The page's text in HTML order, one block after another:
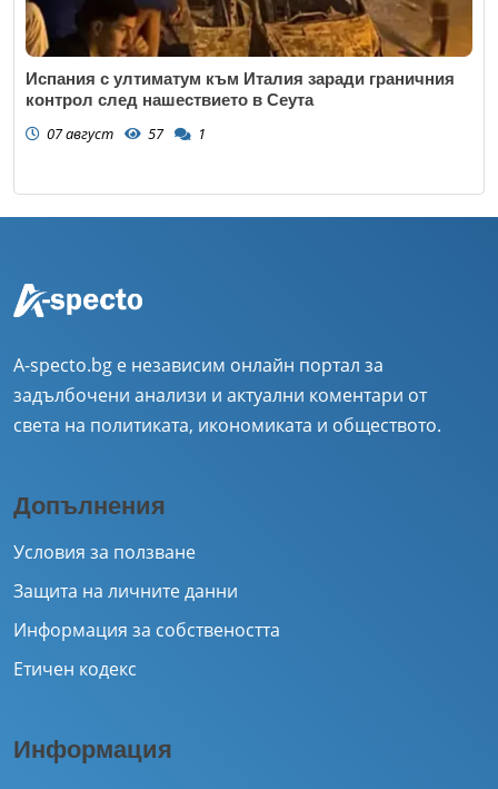
Испания с ултиматум към Италия заради граничния
контрол след нашествието в Сеута
07 август 57 1
A-specto.bg е независим онлайн портал за
задълбочени анализи и актуални коментари от
света на политиката, икономиката и обществото.
Допълнения
Условия за ползване
Защита на личните данни
Информация за собствеността
Етичен кодекс
Информация